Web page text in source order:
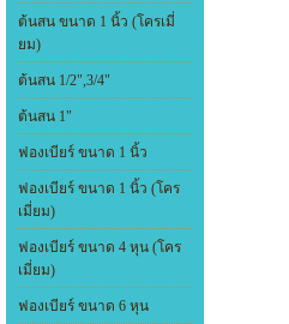
ต้นสน ขนาด 1 นิ้ว (โครเมี่
ยม)
ต้นสน 1/2",3/4"
ต้นสน 1"
ฟองเบียร์ ขนาด 1 นิ้ว
ฟองเบียร์ ขนาด 1 นิ้ว (โคร
เมี่ยม)
ฟองเบียร์ ขนาด 4 หุน (โคร
เมี่ยม)
ฟองเบียร์ ขนาด 6 หุน